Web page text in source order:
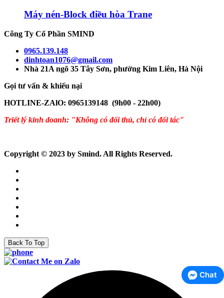
Máy nén-Block điều hòa Trane
Công Ty Cổ Phần SMIND
0965.139.148
dinhtoan1076@gmail.com
Nhà 21A ngõ 35 Tây Sơn, phường Kim Liên, Hà Nội
Gọi tư vấn & khiếu nại
HOTLINE-ZAlO: 0965139148 (9h00 - 22h00)
Triết lý kinh doanh: "Không có đối thủ, chỉ có đối tác"
Copyright © 2023 by Smind. All Rights Reserved.
Back To Top
Chat